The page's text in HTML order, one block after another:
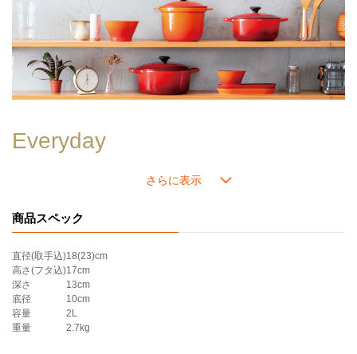
＊インナーリッドは別売りです。別売りのインナーリッドは≪こちら≫
＊底径が小さいため、五徳のサイズによっては安定しない場合があります。火にかける前に傾き等がないかを十分にご確認の上、ご使用ください。
＊炊飯の目安：3合まで
＊IHクッキングヒーターは10㎝以上対応するものにお使いいただけます。
＊内側はブラックマットホーローです。
＊ツマミのカラーは画像でご確認ください。
Everyday
Everyone
みんなに
お料理初心者の方にも安心してお使いいただける工夫がつまっていま
す。
商品スペック
直径(取手込)18(23)cm
高さ(フタ込)17cm
深さ
13cm
底径
10cm
容量
2L
重量
2.7kg